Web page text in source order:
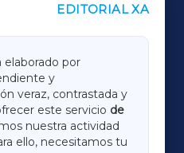
EDITORIAL XA
por
y
veraz, contrastada y
este servicio de
nuestra actividad
ello, necesitamos tu